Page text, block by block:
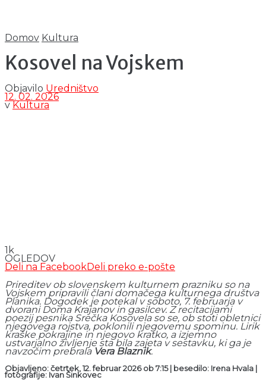
Domov Kultura
Kosovel na Vojskem
Objavilo Uredništvo
12. 02. 2026
v Kultura
1k
OGLEDOV
Deli na FacebookDeli preko e-pošte
Prireditev ob slovenskem kulturnem prazniku so na
Vojskem pripravili člani domačega kulturnega društva
Planika. Dogodek je potekal v soboto, 7. februarja v
dvorani Doma Krajanov in gasilcev. Z recitacijami
poezij pesnika Srečka Kosovela so se, ob stoti obletnici
njegovega rojstva, poklonili njegovemu spominu. Lirik
kraške pokrajine in njegovo kratko, a izjemno
ustvarjalno življenje sta bila zajeta v sestavku, ki ga je
navzočim prebrala Vera Blaznik.
Objavljeno: četrtek, 12. februar 2026 ob 7:15 | besedilo: Irena Hvala |
fotografije: Ivan Šinkovec